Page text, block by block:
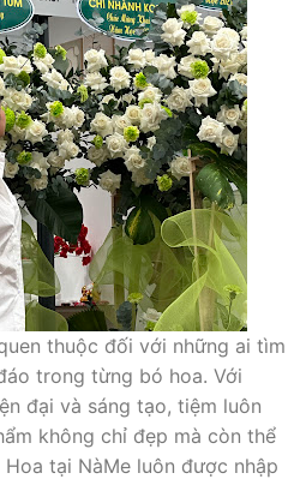
thuộc đối với những ai tìm
trong từng bó hoa. Với
đại và sáng tạo, tiệm luôn
không chỉ đẹp mà còn thể
tại NàMe luôn được nhập